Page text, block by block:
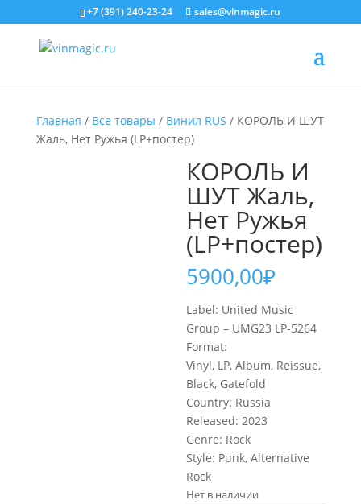
+7 (391) 240-23-24 sales@vinmagic.ru
Главная / Все товары / Винил RUS / КОРОЛЬ И ШУТ
Жаль, Нет Ружья (LP+постер)
КОРОЛЬ И
ШУТ Жаль,
Нет Ружья
(LP+постер)
5900,00₽
Label: United Music
Group – UMG23 LP-5264
Format:
Vinyl, LP, Album, Reissue,
Black, Gatefold
Country: Russia
Released: 2023
Genre: Rock
Style: Punk, Alternative
Rock
Нет в наличии